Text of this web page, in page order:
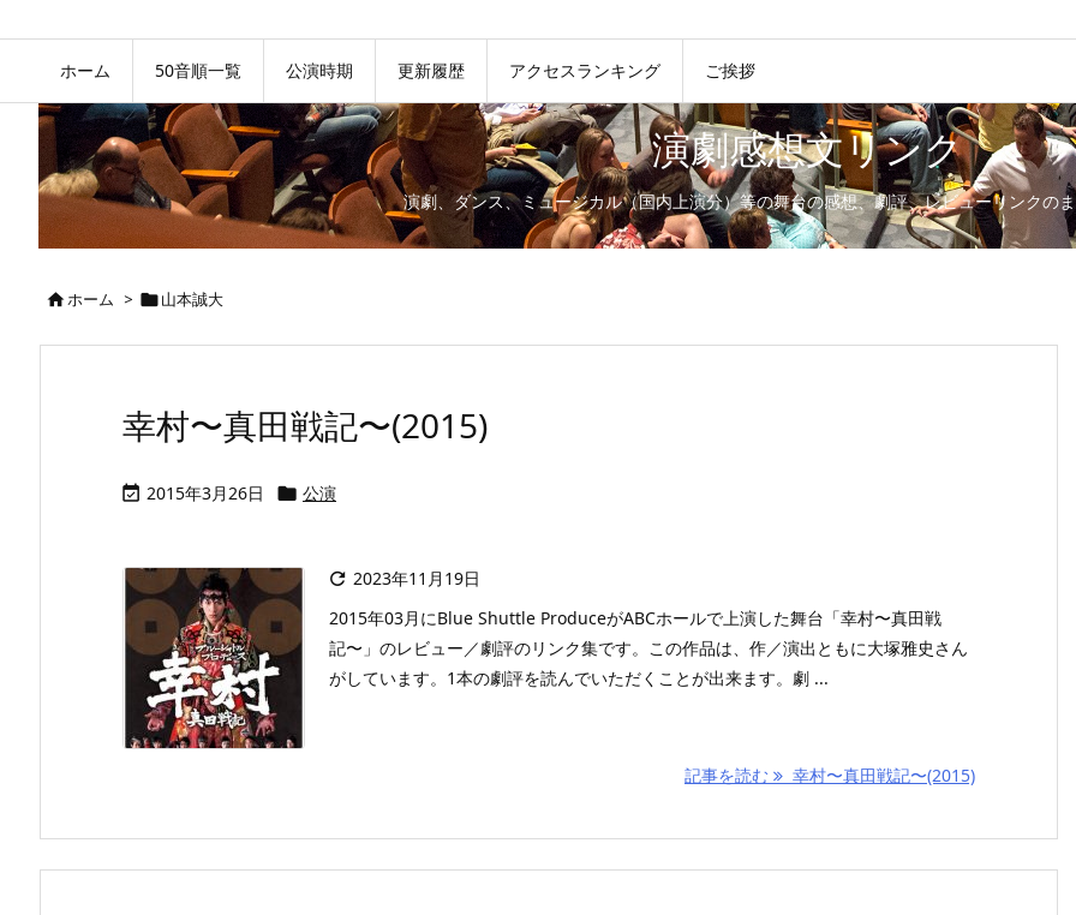
ホーム 50音順一覧 公演時期 更新履歴 アクセスランキング ご挨拶
演劇感想文リンク
演劇、ダンス、ミュージカル（国内上演分）等の舞台の感想、劇評、レビューリンクの
ホーム > 山本誠大
幸村〜真田戦記〜(2015)
 2015年3月26日  公演
 2023年11月19日
2015年03月にBlue Shuttle ProduceがABCホールで上演した舞台「幸村〜真田戦
記〜」のレビュー／劇評のリンク集です。この作品は、作／演出ともに大塚雅史さん
がしています。1本の劇評を読んでいただくことが出来ます。劇 ...
記事を読む 幸村〜真田戦記〜(2015)